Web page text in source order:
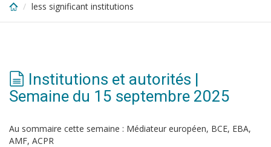
less significant institutions
Institutions et autorités |
Semaine du 15 septembre 2025
Au sommaire cette semaine : Médiateur européen, BCE, EBA,
AMF, ACPR